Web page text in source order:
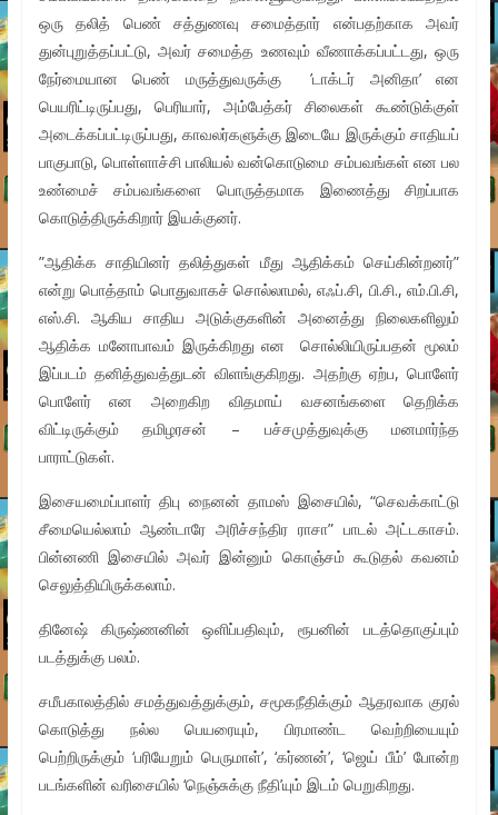
ஒரு தலித் பெண் சத்துணவு சமைத்தார் என்பதற்காக அவர்
துன்புறுத்தப்பட்டு, அவர் சமைத்த உணவும் வீணாக்கப்பட்டது, ஒரு
நேர்மையான பெண் மருத்துவருக்கு ’டாக்டர் அனிதா’ என
பெயரிட்டிருப்பது, பெரியார், அம்பேத்கர் சிலைகள் கூண்டுக்குள்
அடைக்கப்பட்டிருப்பது, காவலர்களுக்கு இடையே இருக்கும் சாதியப்
பாகுபாடு, பொள்ளாச்சி பாலியல் வன்கொடுமை சம்பவங்கள் என பல
உண்மைச் சம்பவங்களை பொருத்தமாக இணைத்து சிறப்பாக
கொடுத்திருக்கிறார் இயக்குனர்.
”ஆதிக்க சாதியினர் தலித்துகள் மீது ஆதிக்கம் செய்கின்றனர்”
என்று பொத்தாம் பொதுவாகச் சொல்லாமல், எஃப்.சி, பி.சி., எம்.பி.சி,
எஸ்.சி. ஆகிய சாதிய அடுக்குகளின் அனைத்து நிலைகளிலும்
ஆதிக்க மனோபாவம் இருக்கிறது என சொல்லியிருப்பதன் மூலம்
இப்படம் தனித்துவத்துடன் விளங்குகிறது. அதற்கு ஏற்ப, பொளேர்
பொளேர் என அறைகிற விதமாய் வசனங்களை தெறிக்க
விட்டிருக்கும் தமிழரசன் – பச்சமுத்துவுக்கு மனமார்ந்த
பாராட்டுகள்.
இசையமைப்பாளர் திபு நைனன் தாமஸ் இசையில், “செவக்காட்டு
சீமையெல்லாம் ஆண்டாரே அரிச்சந்திர ராசா” பாடல் அட்டகாசம்.
பின்னணி இசையில் அவர் இன்னும் கொஞ்சம் கூடுதல் கவனம்
செலுத்தியிருக்கலாம்.
தினேஷ் கிருஷ்ணனின் ஒளிப்பதிவும், ரூபனின் படத்தொகுப்பும்
படத்துக்கு பலம்.
சமீபகாலத்தில் சமத்துவத்துக்கும், சமூகநீதிக்கும் ஆதரவாக குரல்
கொடுத்து நல்ல பெயரையும், பிரமாண்ட வெற்றியையும்
பெற்றிருக்கும் ‘பரியேறும் பெருமாள்’, ‘கர்ணன்’, ‘ஜெய் பீம்’ போன்ற
படங்களின் வரிசையில் ‘நெஞ்சுக்கு நீதி’யும் இடம் பெறுகிறது.